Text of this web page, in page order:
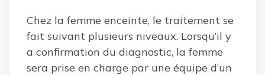
Chez la femme enceinte, le traitement se
fait suivant plusieurs niveaux. Lorsqu’il y
a confirmation du diagnostic, la femme
sera prise en charge par une équipe d’un